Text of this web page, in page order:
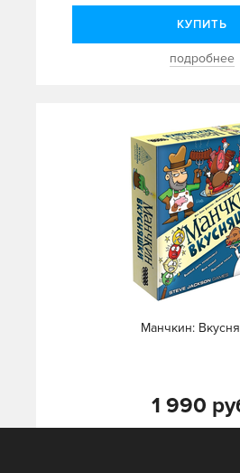
КУПИТЬ
подробнее
Манчкин:
1 990